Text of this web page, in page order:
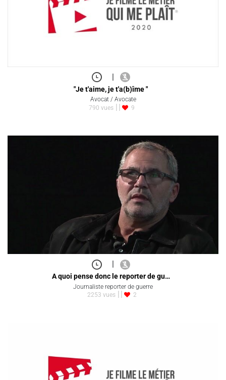
|
"Je t'aime, je t'a(b)îme "
Avocat / Avocate
790 vues
9
|
A quoi pense donc le reporter de gu…
Journaliste reporter de guerre
2253 vues
2